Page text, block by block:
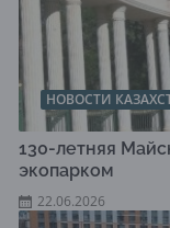
НОВОСТИ
130-летняя
экопарком
22.06.2026